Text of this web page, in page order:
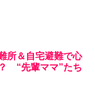
所＆自宅避難で心
“先輩ママ”たち